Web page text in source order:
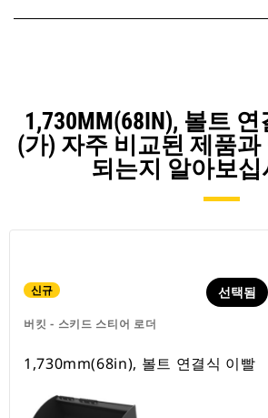
1,730MM(68IN), 볼트 연
(가) 자주 비교된 제품
되는지 알아보십
신규
버킷 - 스키드 스티어 로더
선택됨
1,730mm(68in), 볼트 연결식 이빨